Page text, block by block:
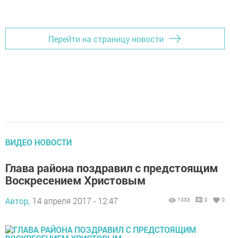
Перейти на страницу новости
ВИДЕО НОВОСТИ
Глава района поздравил с предстоящим
Воскресением Христовым
Автор, 14 апреля 2017 - 12:47 1333 0 0